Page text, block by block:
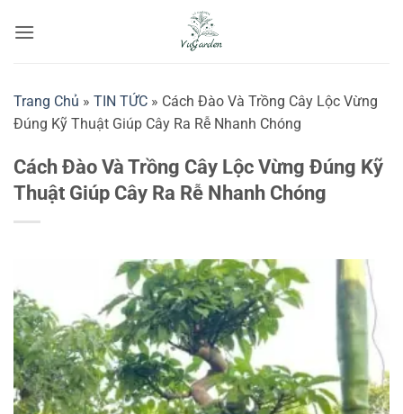
qua
Trang Chủ » TIN TỨC » Cách Đào Và Trồng Cây Lộc Vừng
Đúng Kỹ Thuật Giúp Cây Ra Rễ Nhanh Chóng
Cách Đào Và Trồng Cây Lộc Vừng Đúng Kỹ
Thuật Giúp Cây Ra Rễ Nhanh Chóng